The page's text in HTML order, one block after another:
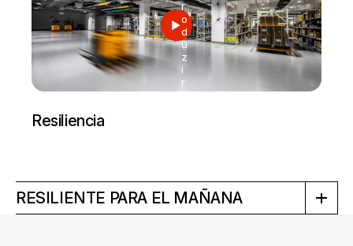
r
o
d
u
z
i
r
Resiliencia
RESILIENTE PARA EL MAÑANA